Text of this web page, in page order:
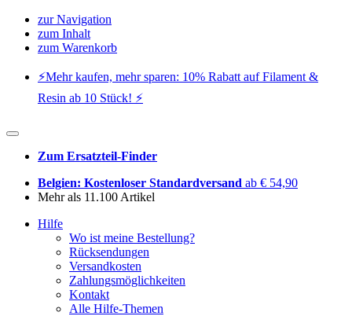
zur Navigation
zum Inhalt
zum Warenkorb
⚡️Mehr kaufen, mehr sparen: 10% Rabatt auf Filament &
Resin ab 10 Stück! ⚡️
Zum Ersatzteil-Finder
Belgien: Kostenloser Standardversand ab € 54,90
Mehr als 11.100 Artikel
Hilfe
Wo ist meine Bestellung?
Rücksendungen
Versandkosten
Zahlungsmöglichkeiten
Kontakt
Alle Hilfe-Themen